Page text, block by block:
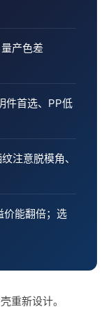
产色差
首选、PP低
注意脱模角、
能翻倍；选
重新设计。